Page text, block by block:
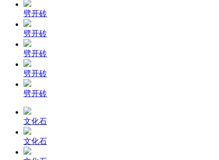
劈开砖
劈开砖
劈开砖
劈开砖
劈开砖
文化石
文化石